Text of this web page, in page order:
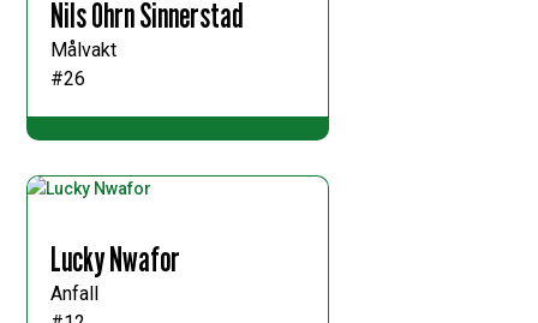
Nils Öhrn Sinnerstad
Målvakt
#26
Lucky Nwafor
Anfall